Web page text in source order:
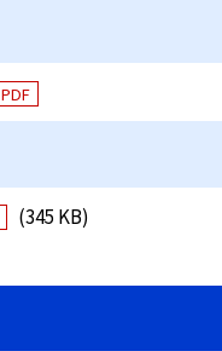
PDF
(345 KB)